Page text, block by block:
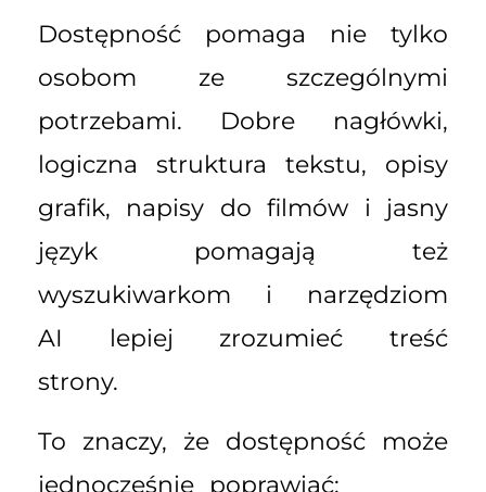
Dostępność pomaga nie tylko
osobom ze szczególnymi
potrzebami. Dobre nagłówki,
logiczna struktura tekstu, opisy
grafik, napisy do filmów i jasny
język pomagają też
wyszukiwarkom i narzędziom
AI lepiej zrozumieć treść
strony.
To znaczy, że dostępność może
jednocześnie poprawiać: